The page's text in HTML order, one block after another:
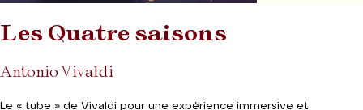
Les Quatre saisons
Antonio Vivaldi
Le « tube » de Vivaldi pour une expérience immersive et